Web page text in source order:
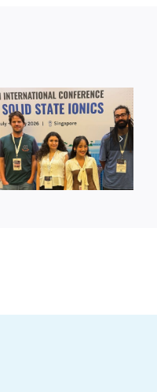
Themosia
2026 à
Nantes